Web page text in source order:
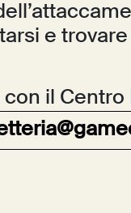
e
il Centro